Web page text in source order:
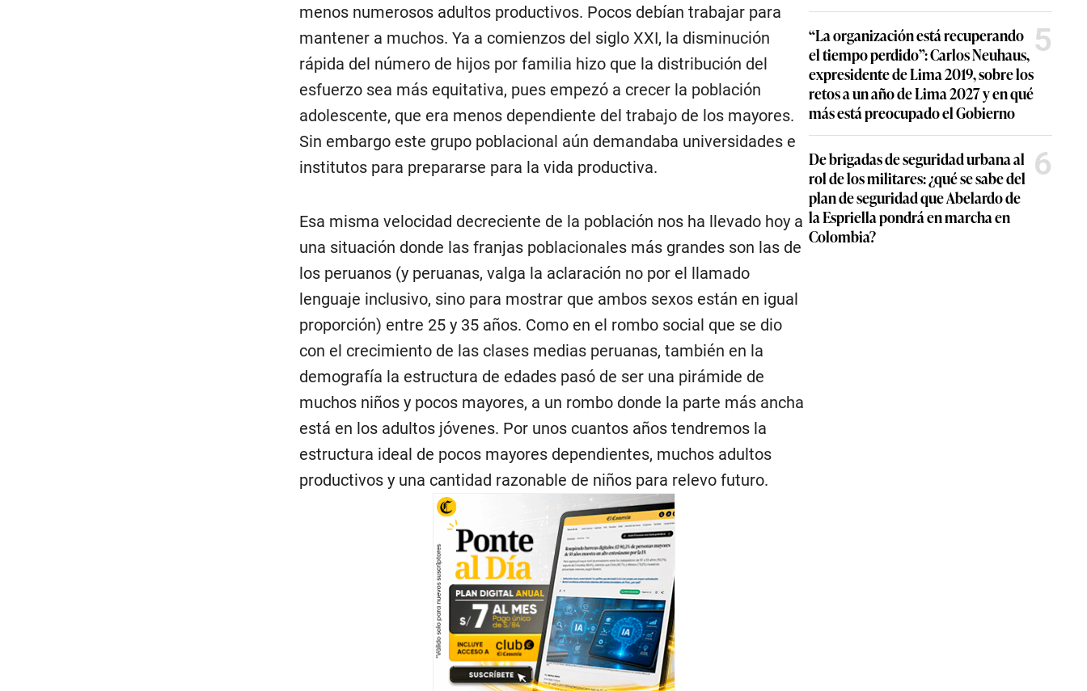
menos numerosos adultos productivos. Pocos debían trabajar para
mantener a muchos. Ya a comienzos del siglo XXI, la disminución
rápida del número de hijos por familia hizo que la distribución del
esfuerzo sea más equitativa, pues empezó a crecer la población
adolescente, que era menos dependiente del trabajo de los mayores.
Sin embargo este grupo poblacional aún demandaba universidades e
institutos para prepararse para la vida productiva.
Esa misma velocidad decreciente de la población nos ha llevado hoy a
una situación donde las franjas poblacionales más grandes son las de
los peruanos (y peruanas, valga la aclaración no por el llamado
lenguaje inclusivo, sino para mostrar que ambos sexos están en igual
proporción) entre 25 y 35 años. Como en el rombo social que se dio
con el crecimiento de las clases medias peruanas, también en la
demografía la estructura de edades pasó de ser una pirámide de
muchos niños y pocos mayores, a un rombo donde la parte más ancha
está en los adultos jóvenes. Por unos cuantos años tendremos la
estructura ideal de pocos mayores dependientes, muchos adultos
productivos y una cantidad razonable de niños para relevo futuro.
“La organización está recuperando
el tiempo perdido”: Carlos Neuhaus,
expresidente de Lima 2019, sobre los
retos a un año de Lima 2027 y en qué
más está preocupado el Gobierno
5
De brigadas de seguridad urbana al
rol de los militares: ¿qué se sabe del
plan de seguridad que Abelardo de
la Espriella pondrá en marcha en
Colombia?
6